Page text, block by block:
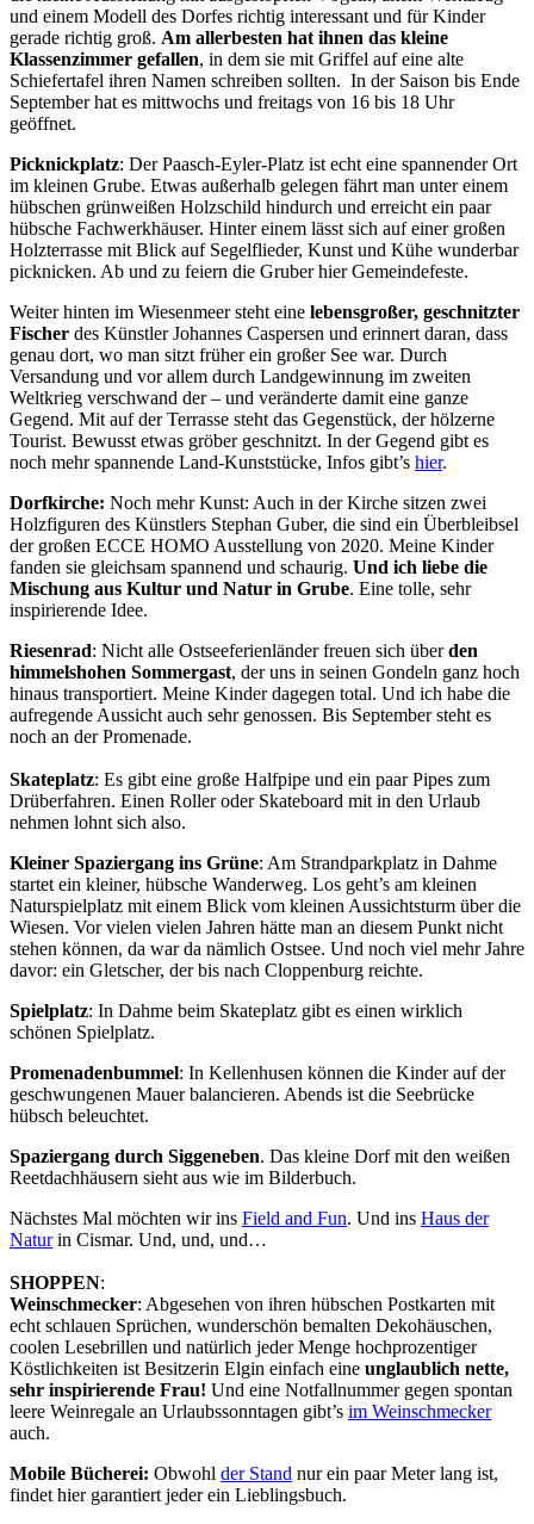
und einem Modell des Dorfes richtig interessant und für Kinder
gerade richtig groß. Am allerbesten hat ihnen das kleine
Klassenzimmer gefallen, in dem sie mit Griffel auf eine alte
Schiefertafel ihren Namen schreiben sollten. In der Saison bis Ende
September hat es mittwochs und freitags von 16 bis 18 Uhr
geöffnet.
Picknickplatz: Der Paasch-Eyler-Platz ist echt eine spannender Ort
im kleinen Grube. Etwas außerhalb gelegen fährt man unter einem
hübschen grünweißen Holzschild hindurch und erreicht ein paar
hübsche Fachwerkhäuser. Hinter einem lässt sich auf einer großen
Holzterrasse mit Blick auf Segelflieder, Kunst und Kühe wunderbar
picknicken. Ab und zu feiern die Gruber hier Gemeindefeste.
Weiter hinten im Wiesenmeer steht eine lebensgroßer, geschnitzter
Fischer des Künstler Johannes Caspersen und erinnert daran, dass
genau dort, wo man sitzt früher ein großer See war. Durch
Versandung und vor allem durch Landgewinnung im zweiten
Weltkrieg verschwand der – und veränderte damit eine ganze
Gegend. Mit auf der Terrasse steht das Gegenstück, der hölzerne
Tourist. Bewusst etwas gröber geschnitzt. In der Gegend gibt es
noch mehr spannende Land-Kunststücke, Infos gibt’s hier.
Dorfkirche: Noch mehr Kunst: Auch in der Kirche sitzen zwei
Holzfiguren des Künstlers Stephan Guber, die sind ein Überbleibsel
der großen ECCE HOMO Ausstellung von 2020. Meine Kinder
fanden sie gleichsam spannend und schaurig. Und ich liebe die
Mischung aus Kultur und Natur in Grube. Eine tolle, sehr
inspirierende Idee.
Riesenrad: Nicht alle Ostseeferienländer freuen sich überden
himmelshohen Sommergast, der uns in seinen Gondeln ganz hoch
hinaus transportiert. Meine Kinder dagegen total. Und ich habe die
aufregende Aussicht auch sehr genossen. Bis September steht es
noch an der Promenade.
Skateplatz: Es gibt eine große Halfpipe und ein paar Pipes zum
Drüberfahren. Einen Roller oder Skateboard mit in den Urlaub
nehmen lohnt sich also.
Kleiner Spaziergang ins Grüne: Am Strandparkplatz in Dahme
startet ein kleiner, hübsche Wanderweg. Los geht’s am kleinen
Naturspielplatz mit einem Blick vom kleinen Aussichtsturm über die
Wiesen. Vor vielen vielen Jahren hätte man an diesem Punkt nicht
stehen können, da war da nämlich Ostsee. Und noch viel mehr Jahre
davor: ein Gletscher, der bis nach Cloppenburg reichte.
Spielplatz: In Dahme beim Skateplatz gibt es einen wirklich
schönen Spielplatz.
Promenadenbummel: In Kellenhusen können die Kinder auf der
geschwungenen Mauer balancieren. Abends ist die Seebrücke
hübsch beleuchtet.
Spaziergang durch Siggeneben. Das kleine Dorf mit den weißen
Reetdachhäusern sieht aus wie im Bilderbuch.
Nächstes Mal möchten wir ins Field and Fun. Und ins Haus der
Naturin Cismar. Und, und, und…
SHOPPEN:
Weinschmecker: Abgesehen von ihren hübschen Postkarten mit
echt schlauen Sprüchen, wunderschön bemalten Dekohäuschen,
coolen Lesebrillen und natürlich jeder Menge hochprozentiger
Köstlichkeiten ist Besitzerin Elgin einfach eine unglaublich nette,
sehr inspirierende Frau! Und eine Notfallnummer gegen spontan
leere Weinregale an Urlaubssonntagen gibt’s im Weinschmecker
auch.
Mobile Bücherei: Obwohl der Stand nur ein paar Meter lang ist,
findet hier garantiert jeder ein Lieblingsbuch.